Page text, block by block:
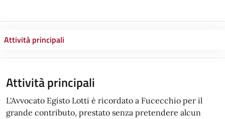
Attività principali
Attività principali
L'Avvocato Egisto Lotti è ricordato a Fucecchio per il
grande contributo, prestato senza pretendere alcun